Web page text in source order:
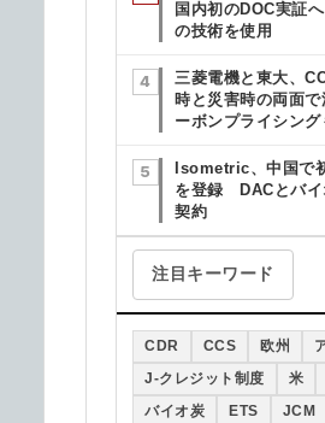
国内初のDOC実証
の技術を使用
三菱電機と東大、
時と災害時の両面
ーボンプライシン
Isometric、中国で
を登録 DACとバイ
契約
注目キーワード
CDR CCS 欧州
J-クレジット制度 米
バイオ炭 ETS JCM